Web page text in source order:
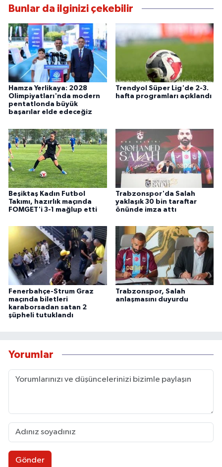
Bunlar da ilginizi çekebilir
Hamza Yerlikaya: 2028
Olimpiyatları'nda modern
pentatlonda büyük
başarılar elde edeceğiz
Trendyol Süper Lig'de 2-3.
hafta programları açıklandı
Beşiktaş Kadın Futbol
Takımı, hazırlık maçında
FOMGET'i 3-1 mağlup etti
Trabzonspor'da Salah
yaklaşık 30 bin taraftar
önünde imza attı
Fenerbahçe-Strum Graz
maçında biletleri
karaborsadan satan 2
şüpheli tutuklandı
Trabzonspor, Salah
anlaşmasını duyurdu
Yorumlar
Gönder